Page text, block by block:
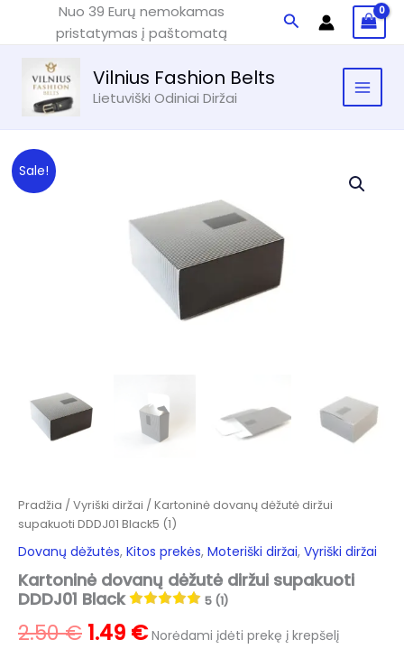
Nuo 39 Eurų nemokamas
pristatymas į paštomatą
Paieška
Vilnius Fashion Belts
Lietuviški Odiniai Diržai
Sale!
Pradžia /Vyriški diržai / Kartoninė dovanų dėžutė diržui
supakuoti DDDJ01 Black5 (1)
Dovanų dėžutės, Kitos prekės, Moteriški diržai, Vyriški diržai
Kartoninė dovanų dėžutė diržui supakuoti
DDDJ01 Black
5 (1)
2.50€ Original
1.49 €Current
Norėdami įdėti prekę į krepšelį